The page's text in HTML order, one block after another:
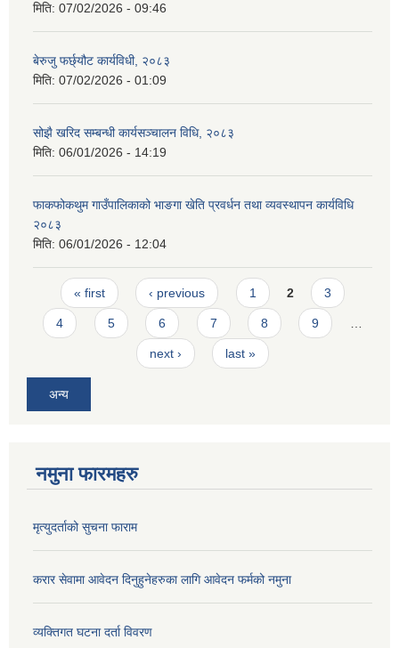
मिति: 07/02/2026 - 09:46
बेरुजु फर्छ्यौट कार्यविधी, २०८३
मिति: 07/02/2026 - 01:09
सोझै खरिद सम्बन्धी कार्यसञ्चालन विधि, २०८३
मिति: 06/01/2026 - 14:19
फाकफोकथुम गाउँपालिकाको भाङगा खेति प्रवर्धन तथा व्यवस्थापन कार्यविधि
२०८३
मिति: 06/01/2026 - 12:04
Pages
« first ‹ previous 1 2 3
4 5 6 7 8 9
next › last »
अन्य
नमुना फारमहरु
मृत्युदर्ताको सुचना फाराम
करार सेवामा आवेदन दिनुहुनेहरुका लागि आवेदन फर्मको नमुना
व्यक्तिगत घटना दर्ता विवरण